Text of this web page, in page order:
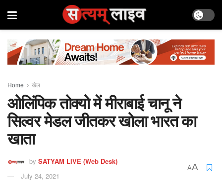
Home खेल
ओलिंपिक तोक्यो में मीराबाई चानू ने
सिल्वर मेडल जीतकर खोला भारत का
खाता
by SATYAM LIVE (Web Desk)
July 24, 2021
AA